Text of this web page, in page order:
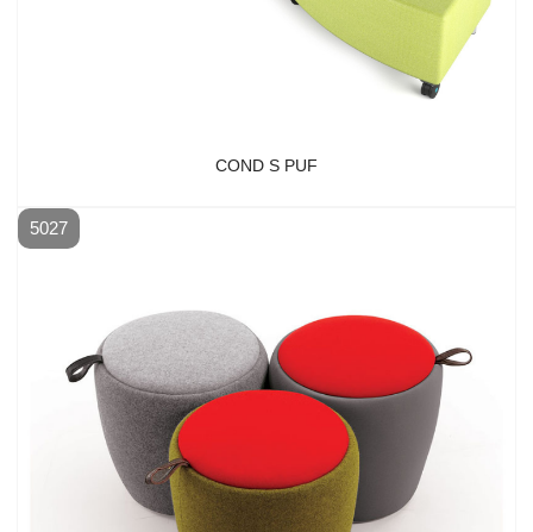
COND S PUF
5027